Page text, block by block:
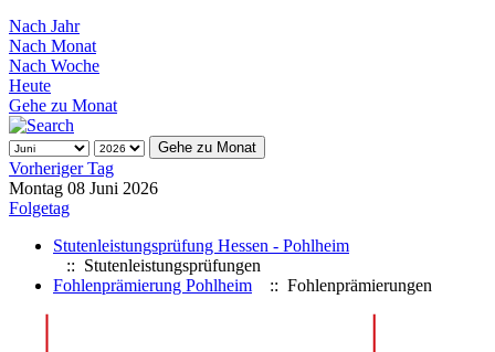
Nach Jahr
Nach Monat
Nach Woche
Heute
Gehe zu Monat
Gehe zu Monat
Vorheriger Tag
Montag 08 Juni 2026
Folgetag
Stutenleistungsprüfung Hessen - Pohlheim
:: Stutenleistungsprüfungen
Fohlenprämierung Pohlheim
:: Fohlenprämierungen